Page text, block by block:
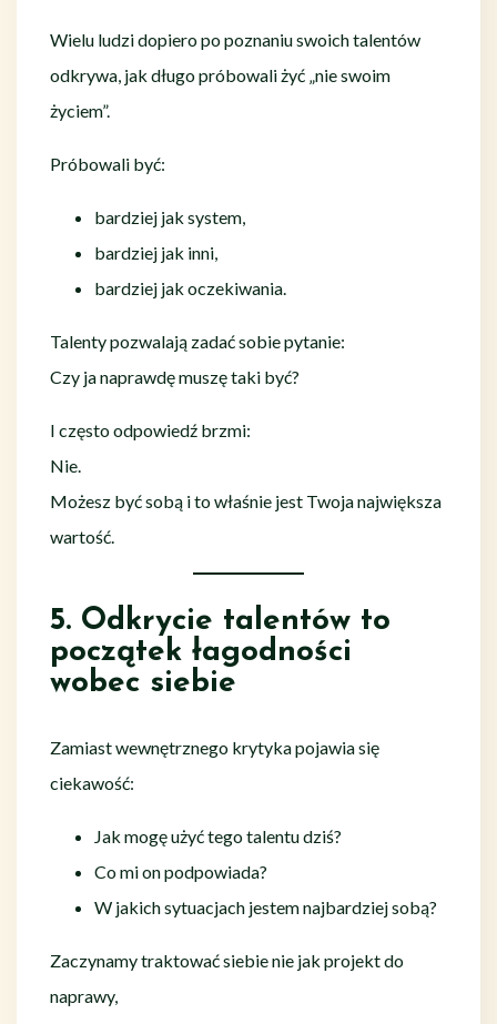
Wielu ludzi dopiero po poznaniu swoich talentów
odkrywa, jak długo próbowali żyć „nie swoim
życiem”.
Próbowali być:
bardziej jak system,
bardziej jak inni,
bardziej jak oczekiwania.
Talenty pozwalają zadać sobie pytanie:
Czy ja naprawdę muszę taki być?
I często odpowiedź brzmi:
Nie.
Możesz być sobą i to właśnie jest Twoja największa
wartość.
5. Odkrycie talentów to
początek łagodności
wobec siebie
Zamiast wewnętrznego krytyka pojawia się
ciekawość:
Jak mogę użyć tego talentu dziś?
Co mi on podpowiada?
W jakich sytuacjach jestem najbardziej sobą?
Zaczynamy traktować siebie nie jak projekt do
naprawy,